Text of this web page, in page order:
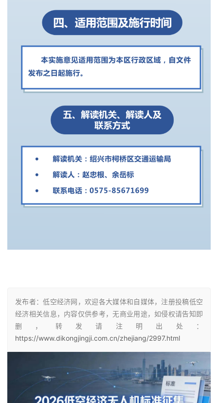
发布者：低空经济网，欢迎各大媒体和自媒体，注册投稿低空
经济相关信息，内容仅供参考，无商业用途，如侵权请告知即
删，转发请注明出处：
https://www.dikongjingji.com.cn/zhejiang/2997.html